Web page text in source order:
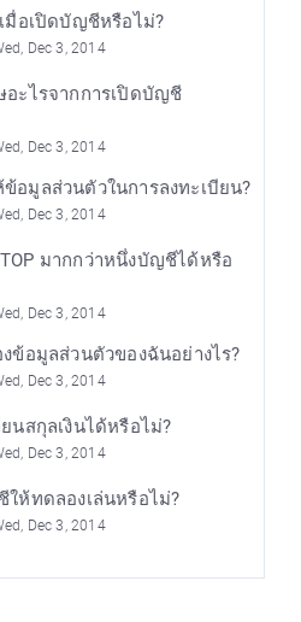
มื่อเปิดบัญชีหรือไม่?
Dec 3, 2014
ะไรจากการเปิดบัญชี
Dec 3, 2014
อมูลส่วนตัวในการลงทะเบียน?
Dec 3, 2014
มากกว่าหนึ่งบัญชีได้หรือ
Dec 3, 2014
งข้อมูลส่วนตัวของฉันอย่างไร?
Dec 3, 2014
นสกุลเงินได้หรือไม่?
Dec 3, 2014
ให้ทดลองเล่นหรือไม่?
Dec 3, 2014